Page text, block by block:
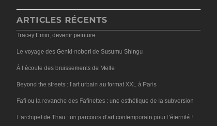
ARTICLES RÉCENTS
Tracey Emin, devenir peinture
Le voyage des Genki-nobori de Susumu Shingu
À l’écoute des bruissements de Melle
Beyond the streets : l’art urbain au format XXL à Paris
Fafi ou la revanche des Fafinettes : une esthétique de la subversion
L’archipel de Thau : un parcours d’art contemporain pour l’éternité !